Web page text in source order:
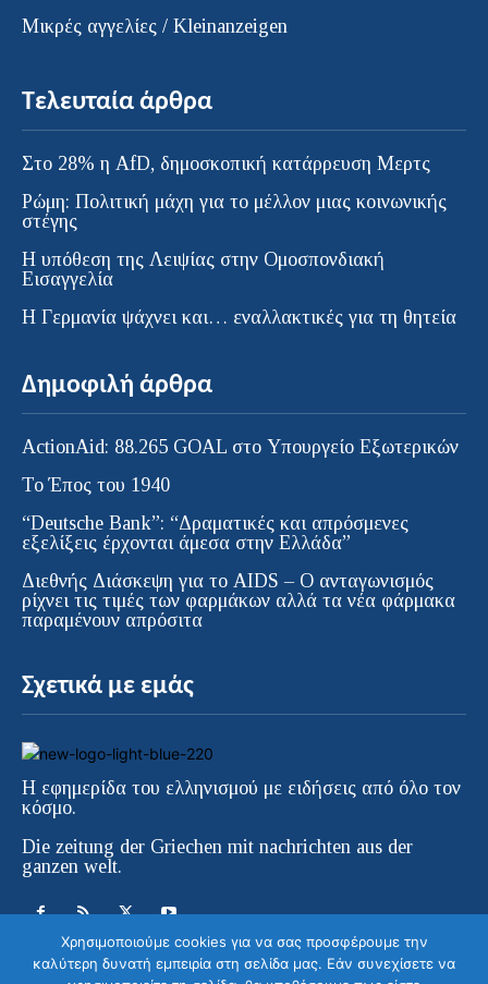
Μικρές αγγελίες / Kleinanzeigen
Τελευταία άρθρα
Στο 28% η AfD, δημοσκοπική κατάρρευση Μερτς
Ρώμη: Πολιτική μάχη για το μέλλον μιας κοινωνικής
στέγης
Η υπόθεση της Λειψίας στην Ομοσπονδιακή
Εισαγγελία
H Γερμανία ψάχνει και… εναλλακτικές για τη θητεία
Δημοφιλή άρθρα
ActionAid: 88.265 GOAL στο Υπουργείο Εξωτερικών
Το Έπος του 1940
“Deutsche Bank”: “Δραματικές και απρόσμενες
εξελίξεις έρχονται άμεσα στην Ελλάδα”
Διεθνής Διάσκεψη για το AIDS – Ο ανταγωνισμός
ρίχνει τις τιμές των φαρμάκων αλλά τα νέα φάρμακα
παραμένουν απρόσιτα
Σχετικά με εμάς
Η εφημερίδα του ελληνισμού με ειδήσεις από όλο τον
κόσμο.
Die zeitung der Griechen mit nachrichten aus der
ganzen welt.
Χρησιμοποιούμε cookies για να σας προσφέρουμε την
καλύτερη δυνατή εμπειρία στη σελίδα μας. Εάν συνεχίσετε να